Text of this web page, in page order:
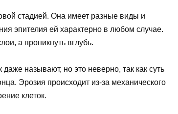
стадией. Она имеет разные виды и
эпителия ей характерно в любом случае.
а проникнуть вглубь.
называют, но это неверно, так как суть
Эрозия происходит из-за механического
клеток.